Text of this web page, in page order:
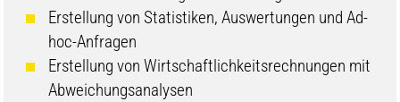
Erstellung von Statistiken, Auswertungen und Ad-
hoc-Anfragen
Erstellung von Wirtschaftlichkeitsrechnungen mit
Abweichungsanalysen